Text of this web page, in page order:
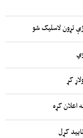
تړون لاسلیک شو
کړ
کړل